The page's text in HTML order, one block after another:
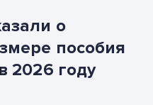
о
пособия
2026 году